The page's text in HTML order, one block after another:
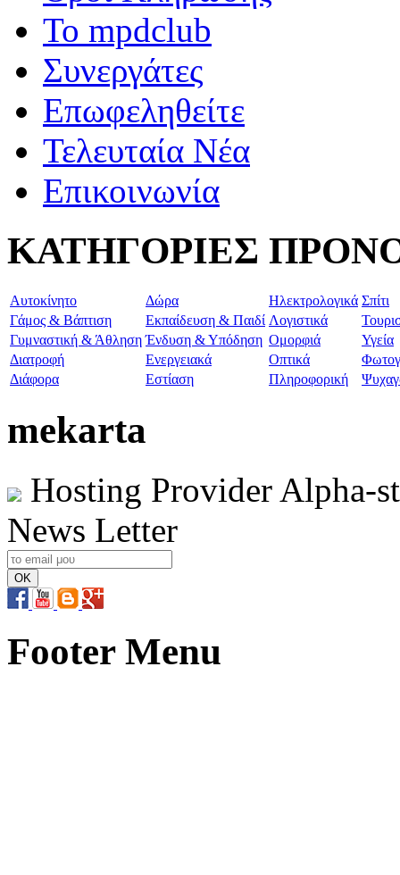
To mpdclub
Συνεργάτες
Επωφεληθείτε
Τελευταία Νέα
Επικοινωνία
ΚΑΤΗΓΟΡΙΕΣ
Aυτοκίνητο Δώρα Ηλεκτρολογικά Σπίτι
Γάμος & Βάπτιση
Εκπαίδευση & Παιδί Λογιστικά
Γυμναστική & Άθληση Ένδυση & Υπόδηση Ομορφιά
Υγεία
Διατροφή
Ενεργειακά Οπτικά
Διάφορα
Εστίαση Πληροφορική
mekarta
Hosting Provider Alpha-
News Letter
Footer Menu